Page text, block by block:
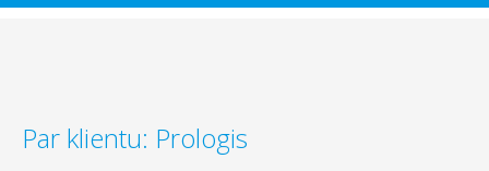
Par klientu: Prologis